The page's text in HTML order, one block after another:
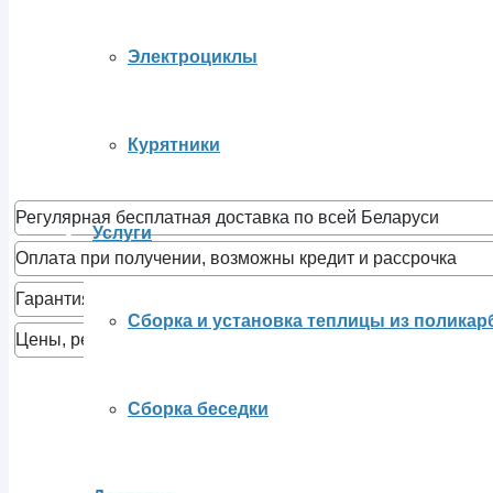
Электроциклы
Курятники
Услуги
Сборка и установка теплицы из
Сборка беседки
Регулярная бесплатная доставка по всей Беларуси
Оплата при получении, возможны кредит и рассрочка
Гарантия завода 24 месяца, сервисное обслуживание
Цены, рекомендованные производителем, бонусы при